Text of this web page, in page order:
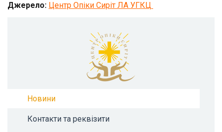
Джерело: Центр Опіки Сиріт ЛА УГКЦ
Новини
Контакти та реквізити